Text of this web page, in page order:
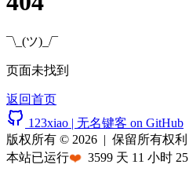
¯\_(ツ)_/¯
页面未找到
返回首页
123xiao | 无名键客 on GitHub
版权所有 © 2026 | 保留所有权利
本站已运行❤️ 3599 天 11 小时 25